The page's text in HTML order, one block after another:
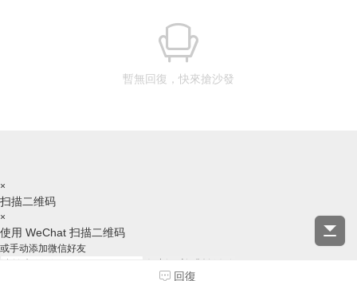
暫無回復，快來搶沙發
回復
×
扫描二维码
×
使用 WeChat 扫描二维码
或手动添加微信好友